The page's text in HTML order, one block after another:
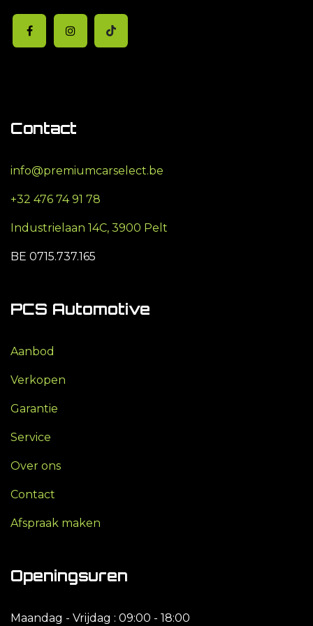
Contact
info@premiumcarselect.be
+32 476 74 91 78
Industrielaan 14C, 3900 Pelt
BE 0715.737.165
PCS Automotive
Aanbod
Verkopen
Garantie
Service
Over ons
Contact
Afspraak maken
Openingsuren
Maandag - Vrijdag : 09:00 - 18:00